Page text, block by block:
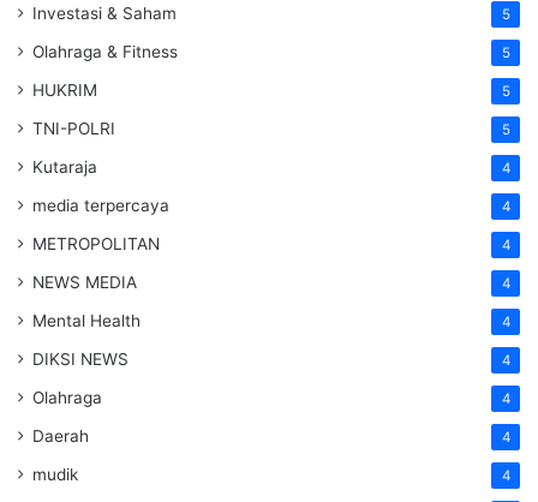
Investasi & Saham 5
Olahraga & Fitness 5
HUKRIM 5
TNI-POLRI 5
Kutaraja 4
media terpercaya 4
METROPOLITAN 4
NEWS MEDIA 4
Mental Health 4
DIKSI NEWS 4
Olahraga 4
Daerah 4
mudik 4